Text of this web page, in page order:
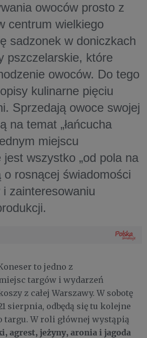
owoców prosto z
centrum wielkiego
sadzonek w doniczkach
pszczelarskie, które
owoców. Do tego
kulinarne pięciu
Sprzedają owoce swojej
na temat „łańcucha
miejscu
jest wszystko „od pola na
o rosnącej świadomości
zainteresowaniu
to jedno z
targów i wydarzeń
z całej Warszawy. W sobotę
sierpnia, odbędą się tu kolejne
targu. W roli głównej wystąpią
agrest, jeżyny, aronia i jagoda